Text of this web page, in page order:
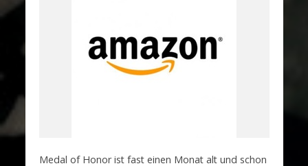
Medal of Honor ist fast einen Monat alt und schon